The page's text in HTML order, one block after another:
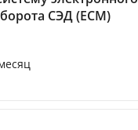
СЭД (ECM)